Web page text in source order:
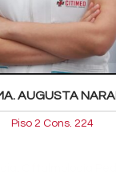
AUGUSTA
Piso 2 Cons. 224